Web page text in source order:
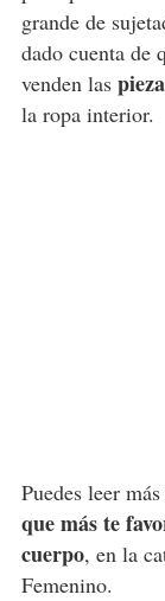
grande de
dado cuenta de
venden las
la ropa interior.
Puedes leer
que más te
cuerpo, en la
Femenino.